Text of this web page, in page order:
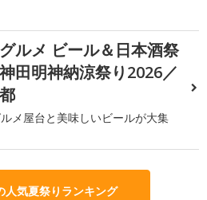
ルメ ビール＆日本酒祭
田明神納涼祭り2026／
メ屋台と美味しいビールが大集
人気夏祭りランキング